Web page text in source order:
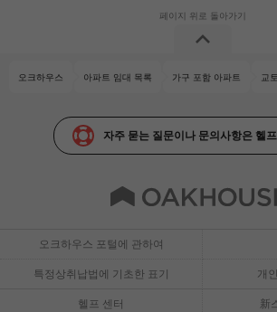
오크하우스 아파트 임대 목록 가구 포함 아파트 교
자주 묻는 질문이나 문의사항은 헬
오크하우스 포털에 관하여
특정상취납법에 기초한 표기 개
헬프 센터 新